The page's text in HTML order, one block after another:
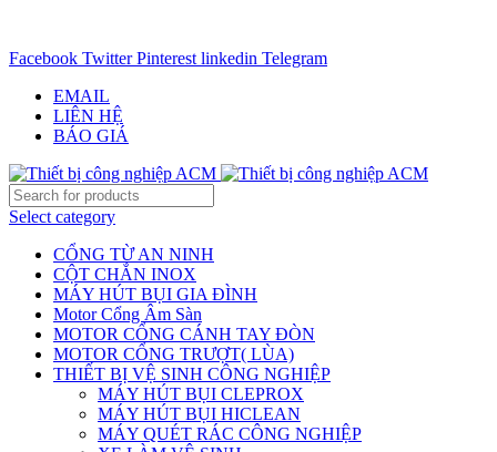
Facebook Twitter Pinterest linkedin Telegram
EMAIL
LIÊN HỆ
BÁO GIÁ
Select category
CỔNG TỪ AN NINH
CỘT CHẮN INOX
MÁY HÚT BỤI GIA ĐÌNH
Motor Cổng Âm Sàn
MOTOR CỔNG CÁNH TAY ĐÒN
MOTOR CỔNG TRƯỢT( LÙA)
THIẾT BỊ VỆ SINH CÔNG NGHIỆP
MÁY HÚT BỤI CLEPROX
MÁY HÚT BỤI HICLEAN
MÁY QUÉT RÁC CÔNG NGHIỆP